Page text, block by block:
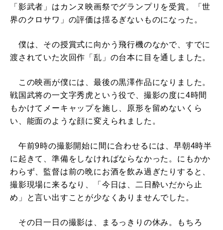
「影武者」はカンヌ映画祭でグランプリを受賞。「世
界のクロサワ」の評価は揺るぎないものになった。
僕は、その授賞式に向かう飛行機のなかで、すでに
渡されていた次回作「乱」の台本に目を通しました。
この映画が僕には、最後の黒澤作品になりました。
戦国武将の一文字秀虎という役で、撮影の度に4時間
もかけてメーキャップを施し、原形を留めないくら
い、能面のような顔に変えられました。
午前9時の撮影開始に間に合わせるには、早朝4時半
に起きて、準備をしなければならなかった。にもかか
わらず、監督は前の晩にお酒を飲み過ぎたりすると、
撮影現場に来るなり、「今日は、二日酔いだから止
め」と言い出すことが少なくありませんでした。
その日一日の撮影は、まるっきりの休み。もちろ